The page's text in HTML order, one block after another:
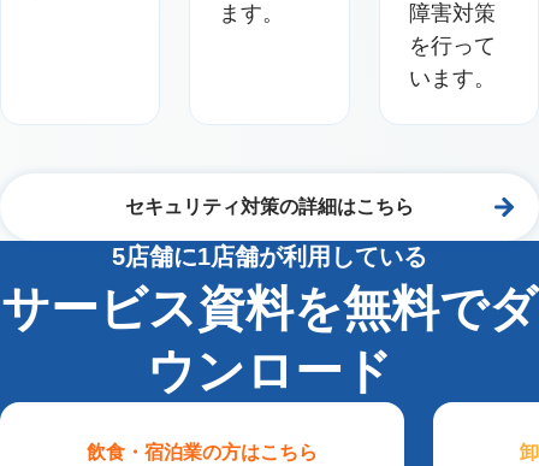
ます。
障害対策
を行って
います。
セキュリティ対策の詳細はこちら
5店舗に1店舗が利用している
サービス資料を無料でダ
ウンロード
飲食・宿泊業の方はこちら